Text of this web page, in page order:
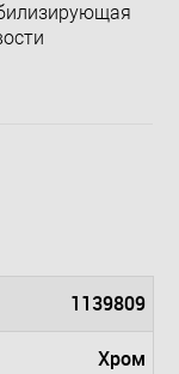
1139809
Хром